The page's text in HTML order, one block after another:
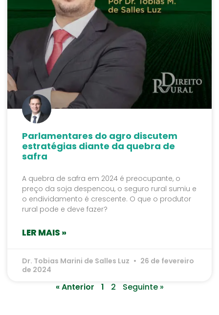
Parlamentares do agro discutem
estratégias diante da quebra de
safra
A quebra de safra em 2024 é preocupante, o
preço da soja despencou, o seguro rural sumiu e
o endividamento é crescente. O que o produtor
rural pode e deve fazer?
LER MAIS »
Dr. Tobias Marini de Salles Luz
26 de fevereiro
de 2024
« Anterior 1 2 Seguinte »